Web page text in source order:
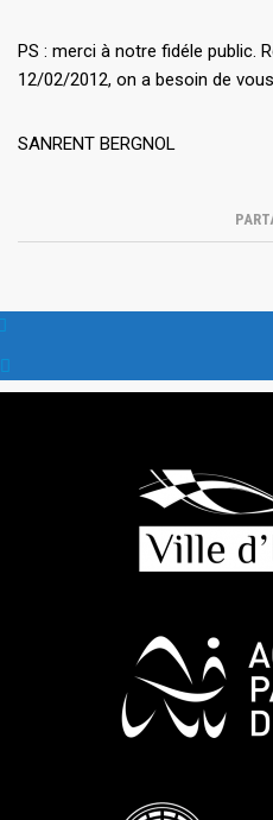
PS : merci à notre fidéle public.
12/02/2012, on a besoin de
SANRENT BERGNOL